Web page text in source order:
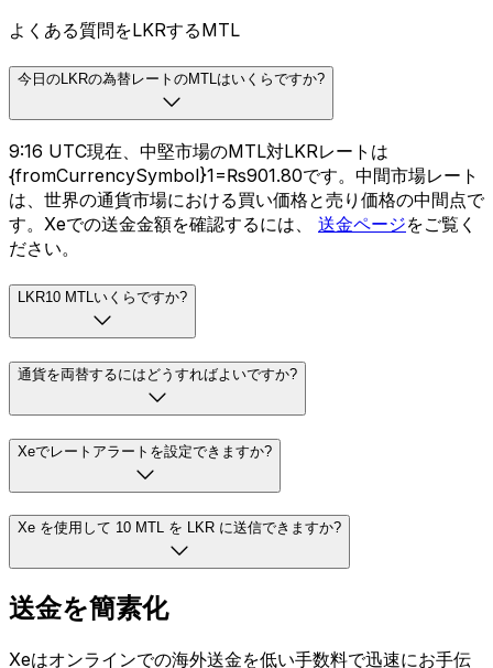
よくある質問をLKRするMTL
今日のLKRの為替レートのMTLはいくらですか?
9:16 UTC現在、中堅市場のMTL対LKRレートは
{fromCurrencySymbol}1=₨901.80です。中間市場レート
は、世界の通貨市場における買い価格と売り価格の中間点で
す。Xeでの送金金額を確認するには、 送金ページをご覧く
ださい。
LKR10 MTLいくらですか?
通貨を両替するにはどうすればよいですか?
Xeでレートアラートを設定できますか?
Xe を使用して 10 MTL を LKR に送信できますか?
送金を簡素化
Xeはオンラインでの海外送金を低い手数料で迅速にお手伝